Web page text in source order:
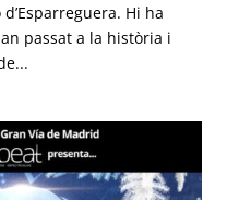
Hi ha
passat a la història i